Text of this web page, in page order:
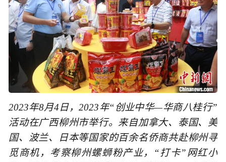
2023年8月4日，2023年“创业中华—华商八桂行”
活动在广西柳州市举行。来自加拿大、泰国、美
国、波兰、日本等国家的百余名侨商共赴柳州寻
觅商机，考察柳州螺蛳粉产业，“打卡”网红小